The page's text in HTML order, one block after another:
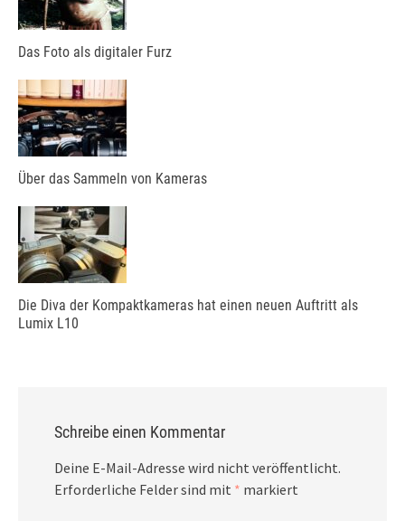
Das Foto als digitaler Furz
Über das Sammeln von Kameras
Die Diva der Kompaktkameras hat einen neuen Auftritt als
Lumix L10
Schreibe einen Kommentar
Deine E-Mail-Adresse wird nicht veröffentlicht.
Erforderliche Felder sind mit * markiert